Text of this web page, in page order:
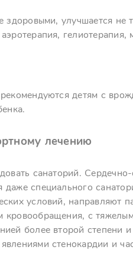
улучшается не
гелиотерапия,
детям с
лечению
санаторий.
специального
условий, направляют
с
более второй степени
стенокардии и